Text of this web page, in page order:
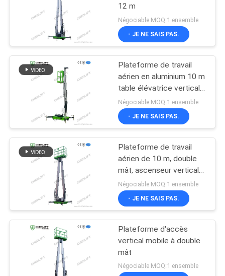
12 m
Négociable MOQ:1 ensemble
- JE NE SAIS PAS.
Plateforme de travail
aérien en aluminium 10 m
table élévatrice verticale
à mât unique
Négociable MOQ:1 ensemble
- JE NE SAIS PAS.
Plateforme de travail
aérien de 10 m, double
mât, ascenseur vertical
avec plateforme
d'extension
Négociable MOQ:1 ensemble
- JE NE SAIS PAS.
Plateforme d'accès
vertical mobile à double
mât
Négociable MOQ:1 ensemble